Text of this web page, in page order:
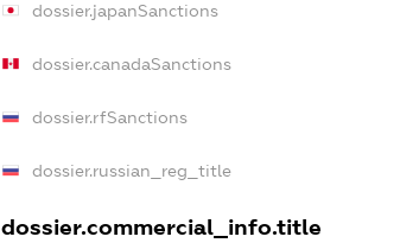
dossier.japanSanctions
dossier.canadaSanctions
dossier.rfSanctions
dossier.russian_reg_title
dossier.commercial_info.title